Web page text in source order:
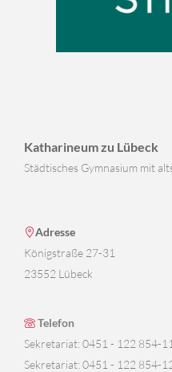
Katharineum zu Lübeck
Städtisches Gymnasium mit
Adresse
Königstraße 27-31
23552 Lübeck
Telefon
Sekretariat: 0451 - 122 854-
Sekretariat: 0451 - 122 854-